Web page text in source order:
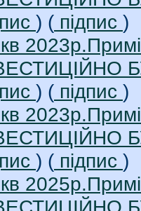
) ( підпис )
) ( підпис )
) ( підпис )